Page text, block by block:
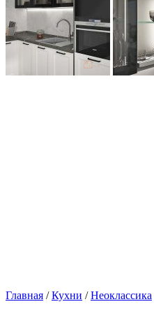
Главная /Кухни /Неоклассика